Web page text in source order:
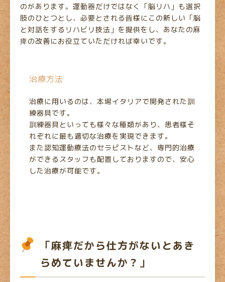
のがあります。運動器だけではなく「脳リハ」も選択
肢のひとつとし、必要とされる皆様にこの新しい「脳
と対話をするリハビリ技法」を提供をし、あなたの麻
痺の改善にお役立ていただければ幸いです。
治療方法
治療に用いるのは、本場イタリアで開発された訓
練器具です。
訓練器具といっても様々な種類があり、患者様そ
れぞれに最も適切な治療を実現できます。
また認知運動療法のセラピストなど、専門的治療
ができるスタッフも配置しておりますので、安心
した治療が可能です。
「麻痺だから仕方がないとあき
らめていませんか？」